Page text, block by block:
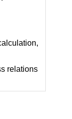
relations